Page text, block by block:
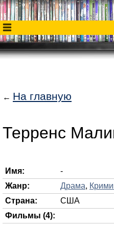
← На главную
Терренс
Имя:
-
Жанр:
Драма,
Страна:
США
Фильмы (4):